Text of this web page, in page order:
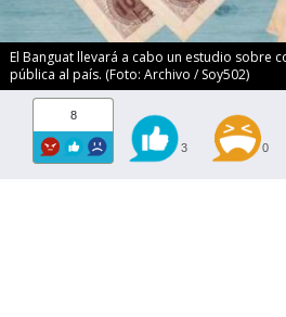
El Banguat llevará a cabo un estudio sobre
pública al país. (Foto: Archivo / Soy502)
8
3 0